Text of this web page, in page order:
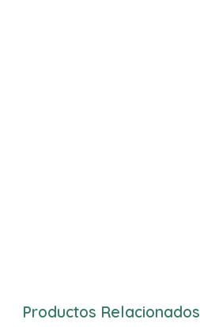
Productos Relacionados